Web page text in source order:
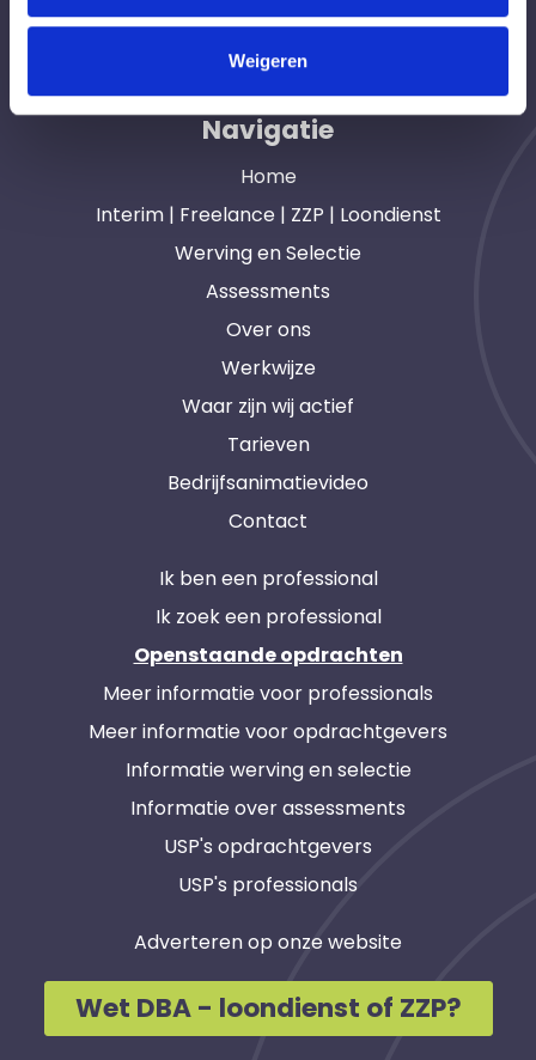
Weigeren
opdrachtgevers en interim, freelance en ZZP
professionals in heel Nederland. Ook loondienst.
Navigatie
Home
Interim | Freelance | ZZP | Loondienst
Werving en Selectie
Assessments
Over ons
Werkwijze
Waar zijn wij actief
Tarieven
Bedrijfsanimatievideo
Contact
Ik ben een professional
Ik zoek een professional
Openstaande opdrachten
Meer informatie voor professionals
Meer informatie voor opdrachtgevers
Informatie werving en selectie
Informatie over assessments
USP's opdrachtgevers
USP's professionals
Adverteren op onze website
Wet DBA - loondienst of ZZP?